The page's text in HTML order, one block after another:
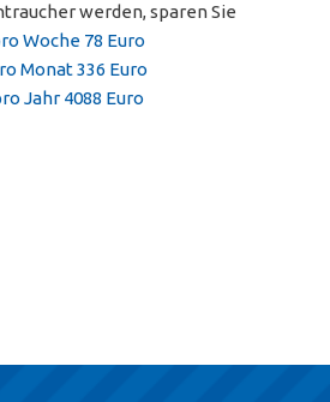
werden, sparen Sie
Woche 78 Euro
Monat 336 Euro
Jahr 4088 Euro